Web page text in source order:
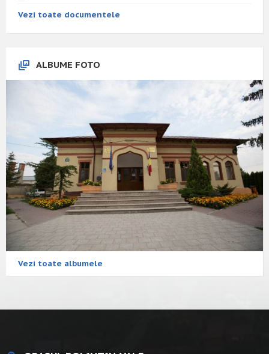
Vezi toate documentele
ALBUME FOTO
Vezi toate albumele